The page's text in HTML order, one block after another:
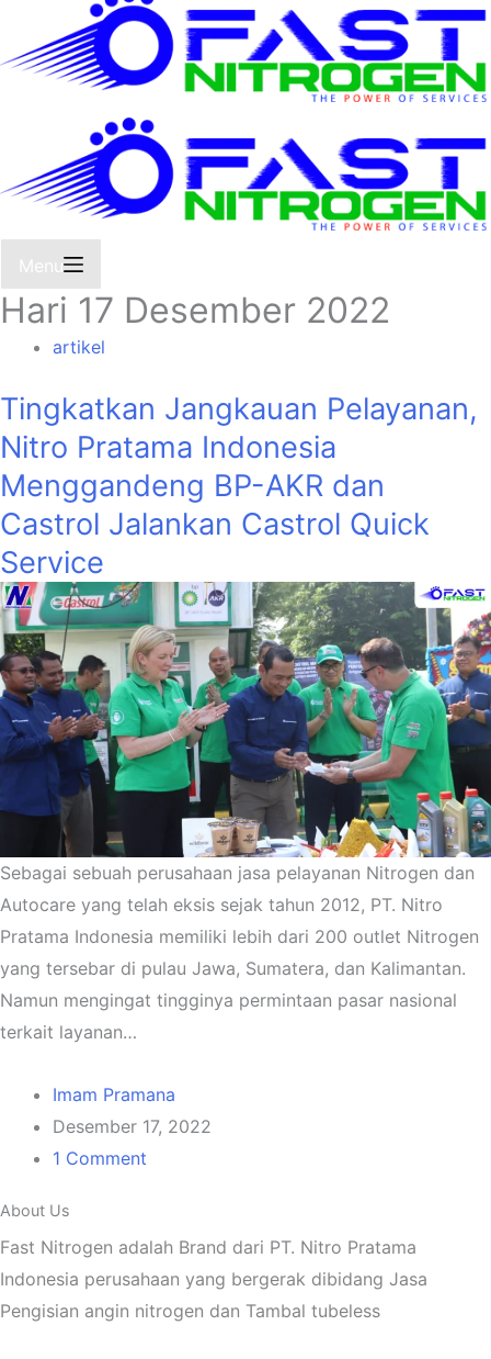
Menu
Hari 17 Desember 2022
artikel
Tingkatkan Jangkauan Pelayanan,
Nitro Pratama Indonesia
Menggandeng BP-AKR dan
Castrol Jalankan Castrol Quick
Service
Sebagai sebuah perusahaan jasa pelayanan Nitrogen dan
Autocare yang telah eksis sejak tahun 2012, PT. Nitro
Pratama Indonesia memiliki lebih dari 200 outlet Nitrogen
yang tersebar di pulau Jawa, Sumatera, dan Kalimantan.
Namun mengingat tingginya permintaan pasar nasional
terkait layanan…
Imam Pramana
Desember 17, 2022
1 Comment
About Us
Fast Nitrogen adalah Brand dari PT. Nitro Pratama
Indonesia perusahaan yang bergerak dibidang Jasa
Pengisian angin nitrogen dan Tambal tubeless